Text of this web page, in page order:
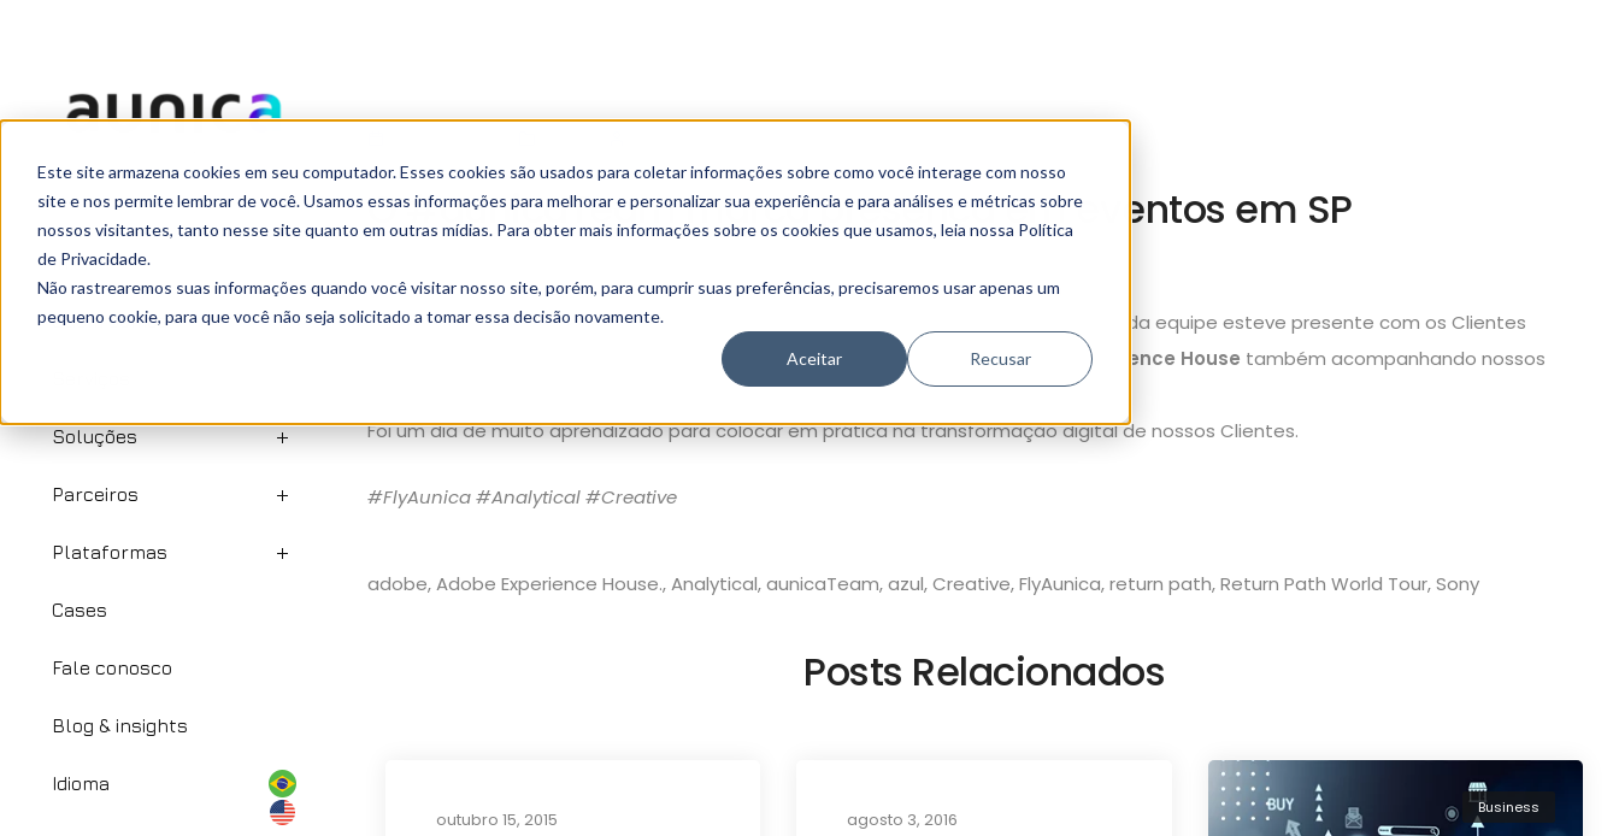
Este site armazena cookies em seu computador. Esses cookies são usados para coletar informações sobre como você interage com nosso
site e nos permite lembrar de você. Usamos essas informações para melhorar e personalizar sua experiência e para análises e métricas sobre
nossos visitantes, tanto nesse site quanto em outras mídias. Para obter mais informações sobre os cookies que usamos, leia nossa Política
de Privacidade.
Não rastrearemos suas informações quando você visitar nosso site, porém, para cumprir suas preferências, precisaremos usar apenas um
pequeno cookie, para que você não seja solicitado a tomar essa decisão novamente.
Aceitar Recusar
Início
Quem somos
Soluções
Parceiros
Plataformas
Cases
Fale conosco
Blog & insights
Idioma
O #aunicaTeam marca presença em eventos em SP
O#AunicaTeamparticipou ontem de dois importantes eventos do mercado. Parte da equipe esteve presente com os Clientes
Return Path World Tour e outra parte participou doAdobe Experience House também acompanhando nossos
Foi um dia de muito aprendizado para colocar em prática na transformação digital de nossos Clientes.
#FlyAunica#Analytical#Creative
adobe,Adobe Experience House.,Analytical,aunicaTeam,azul,Creative,FlyAunica,return path,Return Path World Tour,Sony
Posts Relacionados
outubro 15, 2015 agosto 3, 2016
Business